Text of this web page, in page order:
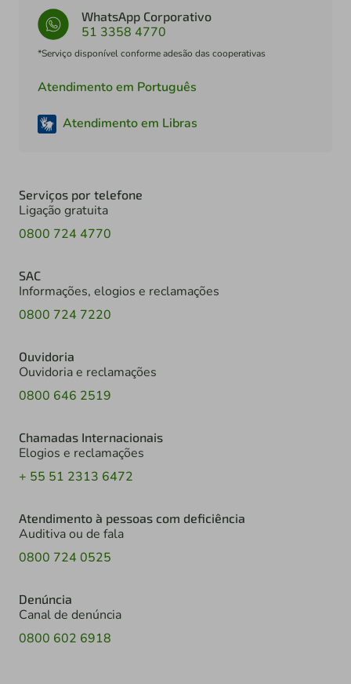
WhatsApp Corporativo
51 3358 4770
*Serviço disponível conforme adesão das cooperativas
Atendimento em Português
Atendimento em Libras
Serviços por telefone
Ligação gratuita
0800 724 4770
SAC
Informações, elogios e reclamações
0800 724 7220
Ouvidoria
Ouvidoria e reclamações
0800 646 2519
Chamadas Internacionais
Elogios e reclamações
+ 55 51 2313 6472
Atendimento à pessoas com deficiência
Auditiva ou de fala
0800 724 0525
Denúncia
Canal de denúncia
0800 602 6918